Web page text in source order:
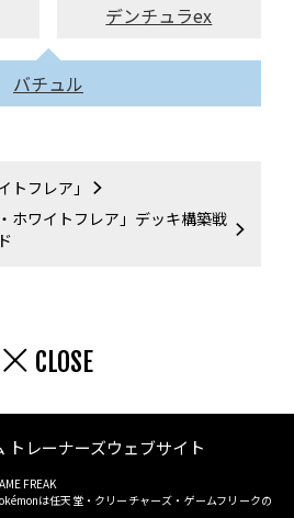
デンチュラex
バチュル
トフレア」
ホワイトフレア」デッキ構築戦
CLOSE
トレーナーズウェブサイト
FREAK
は任天堂・クリーチャーズ・ゲームフリークの